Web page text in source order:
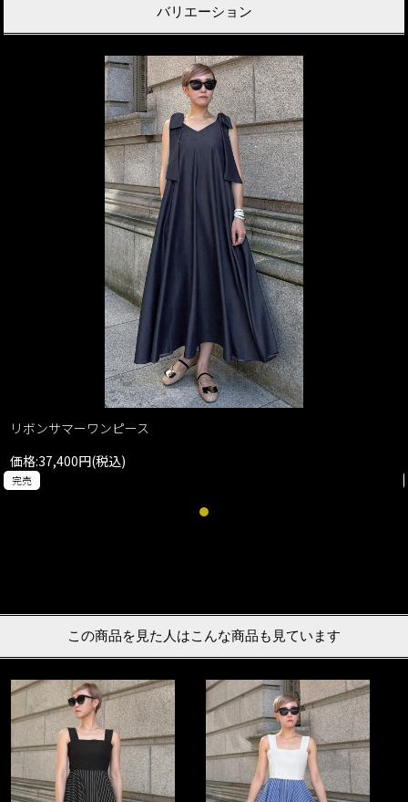
バリエーション
リボンサマーワンピース
価格:37,400円(税込)
完売
この商品を見た人はこんな商品も見ています